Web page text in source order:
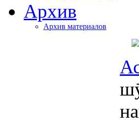
Архив
Архив материалов